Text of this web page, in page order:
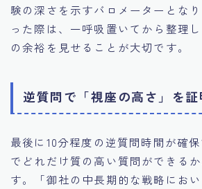
験の深さを示すバロメーターとな
った際は、一呼吸置いてから整理
の余裕を見せることが大切です。
逆質問で「視座の高さ」を証
最後に10分程度の逆質問時間が確
でどれだけ質の高い質問ができる
す。「御社の中長期的な戦略にお